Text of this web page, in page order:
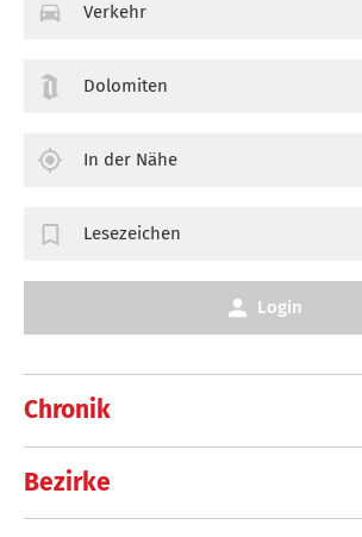
Chronik
Bezirke
Verkehr
Dolomiten
In der Nähe
Lesezeichen
Login